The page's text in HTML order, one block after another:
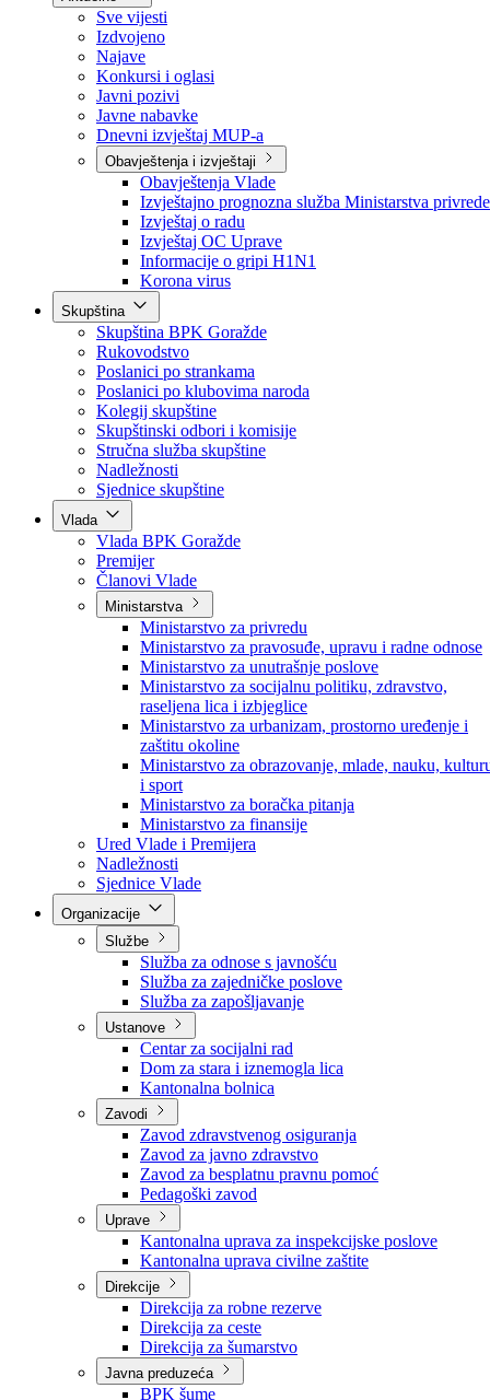
Aktuelno
Sve vijesti
Izdvojeno
Najave
Konkursi i oglasi
Javni pozivi
Javne nabavke
Dnevni izvještaj MUP-a
Obavještenja i izvještaji
Obavještenja Vlade
Izvještajno prognozna služba Ministarstva privrede
Izvještaj o radu
Izvještaj OC Uprave
Informacije o gripi H1N1
Korona virus
Skupština
Skupština BPK Goražde
Rukovodstvo
Poslanici po strankama
Poslanici po klubovima naroda
Kolegij skupštine
Skupštinski odbori i komisije
Stručna služba skupštine
Nadležnosti
Sjednice skupštine
Vlada
Vlada BPK Goražde
Premijer
Članovi Vlade
Ministarstva
Ministarstvo za privredu
Ministarstvo za pravosuđe, upravu i radne odnose
Ministarstvo za unutrašnje poslove
Ministarstvo za socijalnu politiku, zdravstvo,
raseljena lica i izbjeglice
Ministarstvo za urbanizam, prostorno uređenje i
zaštitu okoline
Ministarstvo za obrazovanje, mlade, nauku,
i sport
Ministarstvo za boračka pitanja
Ministarstvo za finansije
Ured Vlade i Premijera
Nadležnosti
Sjednice Vlade
Službe
Služba za odnose s javnošću
Služba za zajedničke poslove
Služba za zapošljavanje
Ustanove
Centar za socijalni rad
Dom za stara i iznemogla lica
Kantonalna bolnica
Zavodi
Zavod zdravstvenog osiguranja
Zavod za javno zdravstvo
Zavod za besplatnu pravnu pomoć
Pedagoški zavod
Uprave
Kantonalna uprava za inspekcijske poslove
Kantonalna uprava civilne zaštite
Direkcije
Direkcija za robne rezerve
Direkcija za ceste